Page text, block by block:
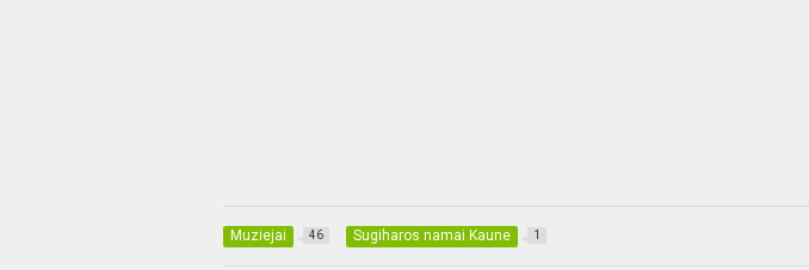
Muziejai 46 Sugiharos namai Kaune 1